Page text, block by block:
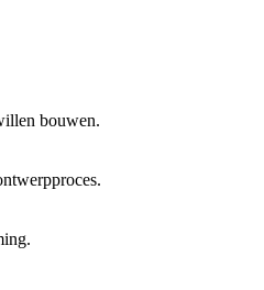
bouwen.